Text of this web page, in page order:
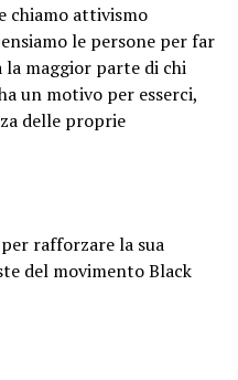
chiamo attivismo
le persone per far
maggior parte di chi
un motivo per esserci,
delle proprie
rafforzare la sua
del movimento Black